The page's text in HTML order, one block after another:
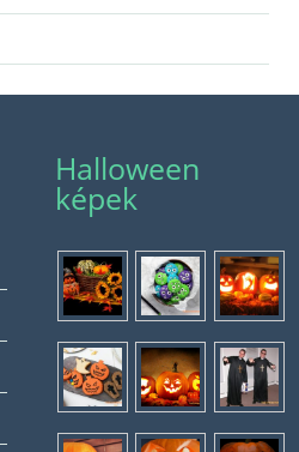
Halloween
képek